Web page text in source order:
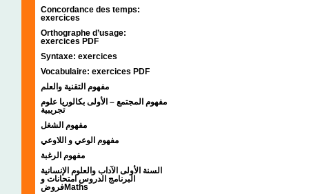
Concordance des temps:
exercices
Orthographe d’usage:
exercices PDF
Syntaxe: exercices
Vocabulaire: exercices PDF
مفهوم التقنية والعلم
مفهوم المجتمع – الأولى بكالوريا علوم
تجريبية
مفهوم الشغل
مفهوم الوعي و اللاوعي
مفهوم الرغبة
السنة الأولى الآداب والعلوم الإنسانية
البرنامج الدروس امتحانات و
فروضMaths